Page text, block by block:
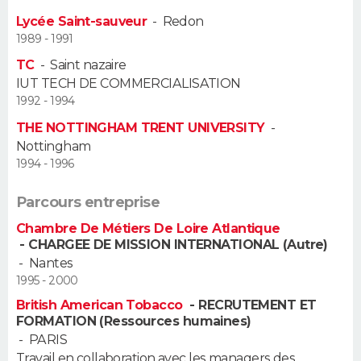
Alimentation
Guide de la santé
Maladies
Médicaments
Sommeil
VOYAGE
Destinations
City break
Voyage nature
Voyage de noces
Forum
Climat
PHOTO
BONS PLANS
DICTIONNAIRE
Dictionnaire
Biographies
Citations
Expressions
Proverbes
PROGRAMME TV
COPAINS D'AVANT
Avis de recherche
AVIS DE DÉCÈS
Lycée Saint-sauveur- Redon
1989 - 1991
TC-Saint nazaire
IUT TECH DE COMMERCIALISATION
1992 - 1994
THE NOTTINGHAM TRENT UNIVERSITY-
Nottingham
1994 - 1996
Parcours entreprise
Chambre De Métiers De Loire Atlantique
- CHARGEE DE MISSION INTERNATIONAL (Autre)
- Nantes
1995 - 2000
British American Tobacco - RECRUTEMENT ET
FORMATION (Ressources humaines)
- PARIS